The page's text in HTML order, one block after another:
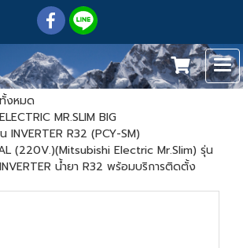
งหมด
MR.SLIM BIG
INVERTER R32 (PCY-SM)
(220V.)(Mitsubishi Electric Mr.Slim) รุ่น
น้ำยา R32 พร้อมบริการติดตั้ง